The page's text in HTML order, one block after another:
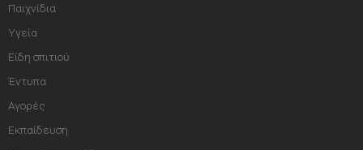
Παιχνίδια
Υγεία
Είδη σπιτιού
Έντυπα
Αγορές
Εκπαίδευση